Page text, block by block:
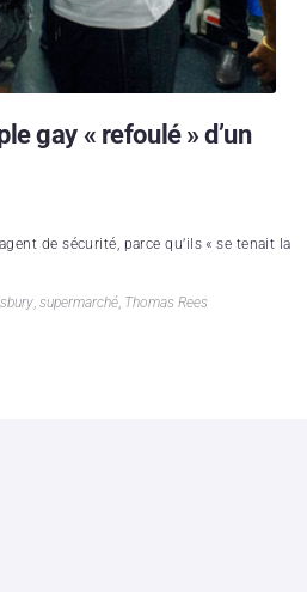
gay « refoulé » d’un
de sécurité, parce qu’ils « se tenait la
, supermarché, Thomas Rees